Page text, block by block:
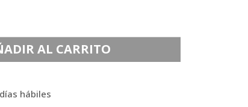
AL CARRITO
hábiles